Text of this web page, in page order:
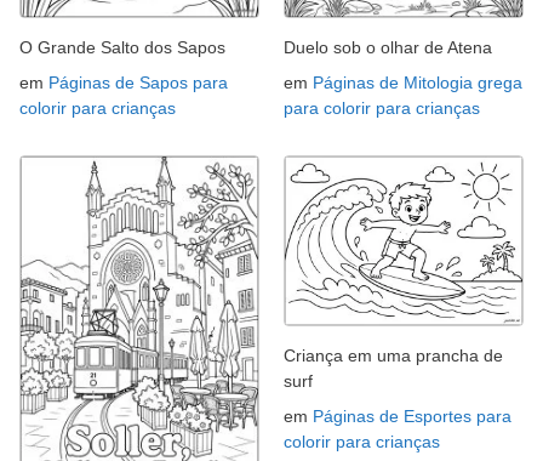
O Grande Salto dos Sapos
em Páginas de Sapos para
colorir para crianças
Duelo sob o olhar de Atena
em Páginas de Mitologia grega
para colorir para crianças
Criança em uma prancha de
surf
em Páginas de Esportes para
colorir para crianças